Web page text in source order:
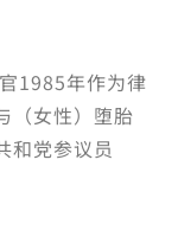
1985年作为律
（女性）堕胎
和党参议员